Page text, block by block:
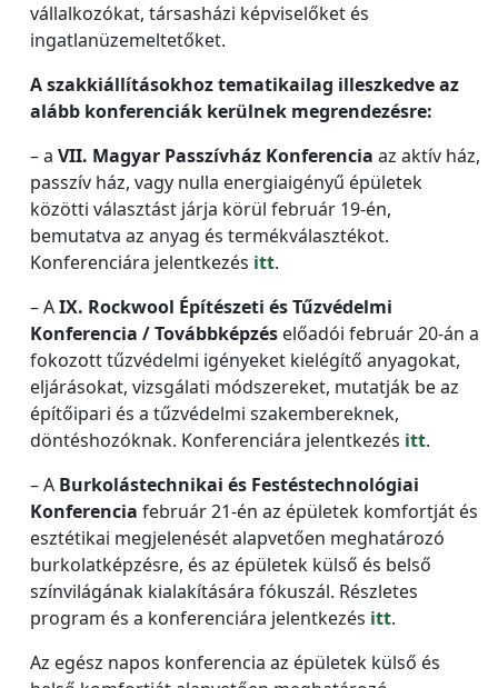
vállalkozókat, társasházi képviselőket és
ingatlanüzemeltetőket.
A szakkiállításokhoz tematikailag illeszkedve az
alább konferenciák kerülnek megrendezésre:
– a VII. Magyar Passzívház Konferencia az aktív ház,
passzív ház, vagy nulla energiaigényű épületek
közötti választást járja körül február 19-én,
bemutatva az anyag és termékválasztékot.
Konferenciára jelentkezés itt.
– AIX. Rockwool Építészeti és Tűzvédelmi
Konferencia / Továbbképzés előadói február 20-án a
fokozott tűzvédelmi igényeket kielégítő anyagokat,
eljárásokat, vizsgálati módszereket, mutatják be az
építőipari és a tűzvédelmi szakembereknek,
döntéshozóknak. Konferenciára jelentkezés itt.
– A Burkolástechnikai és Festéstechnológiai
Konferencia február 21-én az épületek komfortját és
esztétikai megjelenését alapvetően meghatározó
burkolatképzésre, és az épületek külső és belső
színvilágának kialakítására fókuszál. Részletes
program és a konferenciára jelentkezés itt.
Az egész napos konferencia az épületek külső és